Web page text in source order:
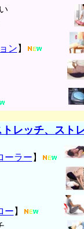
ン 】
レッチ、スト
ーラー 】
ー 】